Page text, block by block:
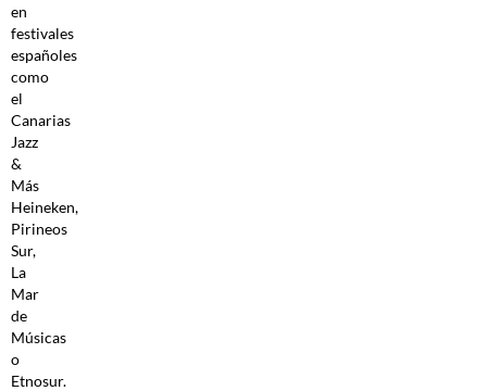
en
festivales
españoles
como
el
Canarias
Jazz
&
Más
Heineken,
Pirineos
Sur,
La
Mar
de
Músicas
o
Etnosur.